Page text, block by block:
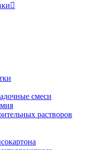
смеси
растворов